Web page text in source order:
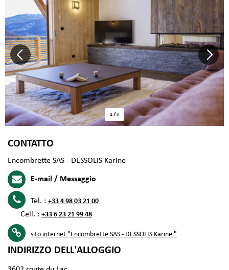
1/8
CONTATTO
Encombrette SAS - DESSOLIS Karine
E-mail / Messaggio
Tel. : +33 4 98 03 21 00
Cell. : +33 6 23 21 99 48
sito internet "Encombrette SAS - DESSOLIS Karine "
INDIRIZZO DELL'ALLOGGIO